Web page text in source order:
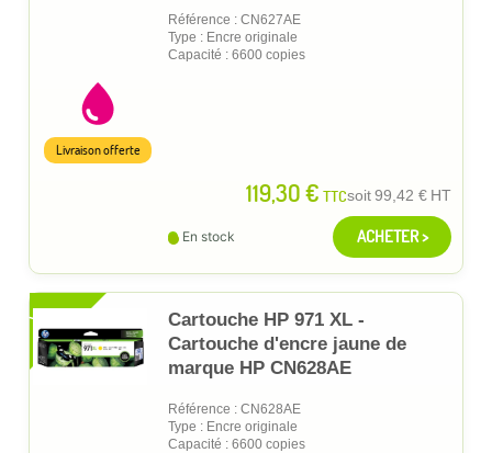
Référence : CN627AE
Type : Encre originale
Capacité : 6600 copies
119,30 € TTCsoit99,42 € HT
Livraison offerte
En stock ACHETER >
XL
Cartouche HP 971 XL -
Cartouche d'encre jaune de
marque HP CN628AE
Référence : CN628AE
Type : Encre originale
Capacité : 6600 copies